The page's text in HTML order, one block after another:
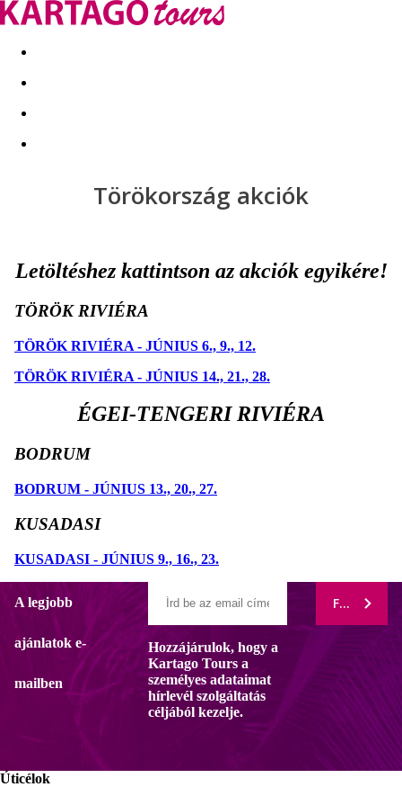
Kapcsolat Nyár 2026 Last Minute
Törökország akciók
Letöltéshez kattintson az akciók egyikére!
TÖRÖK RIVIÉRA
TÖRÖK RIVIÉRA - JÚNIUS 6., 9., 12.
TÖRÖK RIVIÉRA - JÚNIUS 14., 21., 28.
ÉGEI-TENGERI RIVIÉRA
BODRUM
BODRUM - JÚNIUS 13., 20., 27.
KUSADASI
KUSADASI - JÚNIUS 9., 16., 23.
A legjobb
ajánlatok e-
mailben
Hozzájárulok, hogy a
Kartago Tours a
személyes adataimat
hírlevél szolgáltatás
céljából kezelje.
Úticélok